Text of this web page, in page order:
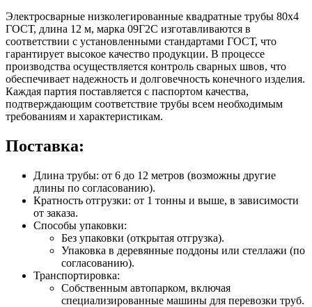
Электросварные низколегированные квадратные трубы 80х4
ГОСТ, длина 12 м, марка 09Г2С изготавливаются в
соответствии с установленными стандартами ГОСТ, что
гарантирует высокое качество продукции. В процессе
производства осуществляется контроль сварных швов, что
обеспечивает надежность и долговечность конечного изделия.
Каждая партия поставляется с паспортом качества,
подтверждающим соответствие трубы всем необходимым
требованиям и характеристикам.
Поставка:
Длина трубы: от 6 до 12 метров (возможны другие
длины по согласованию).
Кратность отгрузки: от 1 тонны и выше, в зависимости
от заказа.
Способы упаковки:
Без упаковки (открытая отгрузка).
Упаковка в деревянные поддоны или стеллажи (по
согласованию).
Транспортировка:
Собственным автопарком, включая
специализированные машины для перевозки труб.